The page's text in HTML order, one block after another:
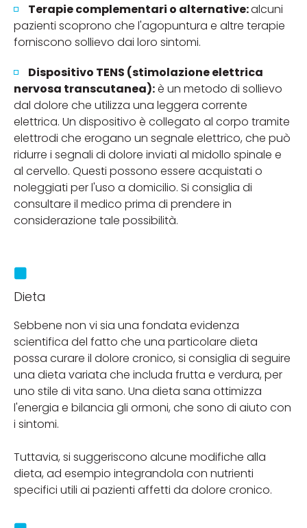
Terapie complementari o alternative:alcuni
pazienti scoprono che l'agopuntura e altre terapie
forniscono sollievo dai loro sintomi.
Dispositivo TENS (stimolazione elettrica
nervosa transcutanea):è un metodo di sollievo
dal dolore che utilizza una leggera corrente
elettrica. Un dispositivo è collegato al corpo tramite
elettrodi che erogano un segnale elettrico, che può
ridurre i segnali di dolore inviati al midollo spinale e
al cervello. Questi possono essere acquistati o
noleggiati per l'uso a domicilio. Si consiglia di
consultare il medico prima di prendere in
considerazione tale possibilità.
Dieta
Sebbene non vi sia una fondata evidenza
scientifica del fatto che una particolare dieta
possa curare il dolore cronico, si consiglia di seguire
una dieta variata che includa frutta e verdura, per
uno stile di vita sano. Una dieta sana ottimizza
l'energia e bilancia gli ormoni, che sono di aiuto con
i sintomi.
Tuttavia, si suggeriscono alcune modifiche alla
dieta, ad esempio integrandola con nutrienti
specifici utili ai pazienti affetti da dolore cronico.